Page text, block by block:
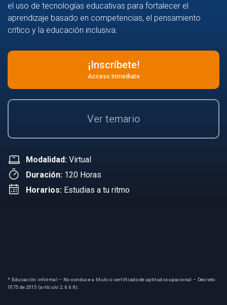
el uso de tecnologías educativas para fortalecer el
aprendizaje basado en competencias, el pensamiento
crítico y la educación inclusiva.
¡Inscríbete!
Acceso Inmediato
Ver temario
Modalidad: Virtual
Duración: 120 Horas
Horarios: Estudias a tu ritmo
* Educación informal – No conduce a título o certificado de aptitud ocupacional – Decreto
1075 de 2015 (artículo 2.6.6.8).